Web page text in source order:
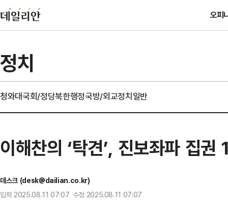
오피
정치
청와대국회/정당북한행정국방/외교정치일반
이해찬의 ‘탁견’, 진보좌파 집
데스크 (desk@dailian.co.kr)
입력 2025.08.11 07:07 수정 2025.08.11 07:07